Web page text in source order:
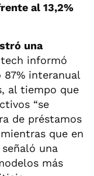
al 13,2%
una
informó
interanual
al tiempo que
“se
de préstamos
que en
una
más